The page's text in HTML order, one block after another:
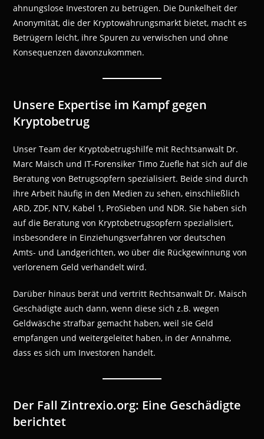
ahnungslose Investoren zu betrügen. Die Dunkelheit der
Anonymität, die der Kryptowährungsmarkt bietet, macht es
Betrügern leicht, ihre Spuren zu verwischen und ohne
Konsequenzen davonzukommen.
Unsere Expertise im Kampf gegen
Kryptobetrug
Unser Team der Kryptobetrugshilfe mit Rechtsanwalt Dr.
Marc Maisch und IT-Forensiker Timo Zuefle hat sich auf die
Beratung von Betrugsopfern spezialisiert. Beide sind durch
ihre Arbeit häufig in den Medien zu sehen, einschließlich
ARD, ZDF, NTV, Kabel 1, ProSieben und NDR. Sie haben sich
auf die Beratung von Kryptobetrugsopfern spezialisiert,
insbesondere in Einziehungsverfahren vor deutschen
Amts- und Landgerichten, wo über die Rückgewinnung von
verlorenem Geld verhandelt wird.
Darüber hinaus berät und vertritt Rechtsanwalt Dr. Maisch
Geschädigte auch dann, wenn diese sich z.B. wegen
Geldwäsche strafbar gemacht haben, weil sie Geld
empfangen und weitergeleitet haben, in der Annahme,
dass es sich um Investoren handelt.
Der Fall Zintrexio.org: Eine Geschädigte
berichtet